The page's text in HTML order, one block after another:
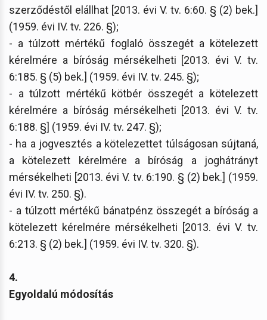
szerződéstől elállhat [2013. évi V. tv. 6:60. § (2) bek.]
(1959. évi IV. tv. 226. §);
- a túlzott mértékű foglaló összegét a kötelezett
kérelmére a bíróság mérsékelheti [2013. évi V. tv.
6:185. § (5) bek.] (1959. évi IV. tv. 245. §);
- a túlzott mértékű kötbér összegét a kötelezett
kérelmére a bíróság mérsékelheti [2013. évi V. tv.
6:188. §] (1959. évi IV. tv. 247. §);
- ha a jogvesztés a kötelezettet túlságosan sújtaná,
a kötelezett kérelmére a bíróság a joghátrányt
mérsékelheti [2013. évi V. tv. 6:190. § (2) bek.] (1959.
évi IV. tv. 250. §).
- a túlzott mértékű bánatpénz összegét a bíróság a
kötelezett kérelmére mérsékelheti [2013. évi V. tv.
6:213. § (2) bek.] (1959. évi IV. tv. 320. §).
4.
Egyoldalú módosítás